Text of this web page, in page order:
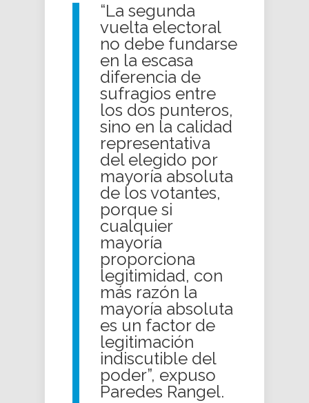
“La segunda
vuelta electoral
no debe fundarse
en la escasa
diferencia de
sufragios entre
los dos punteros,
sino en la calidad
representativa
del elegido por
mayoría absoluta
de los votantes,
porque si
cualquier
mayoría
proporciona
legitimidad, con
más razón la
mayoría absoluta
es un factor de
legitimación
indiscutible del
poder”, expuso
Paredes Rangel.